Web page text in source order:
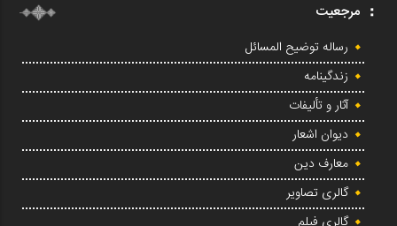
مرجعیت
رساله توضیح المسائل
زندگینامه
آثار و تألیفات
دیوان اشعار
معارف دین
گالری تصاویر